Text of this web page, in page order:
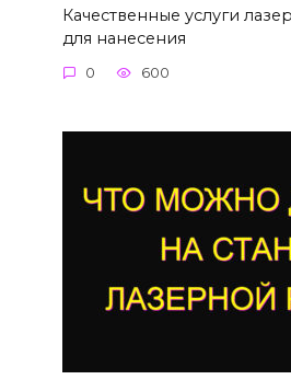
Качественные услуги
для нанесения
0 600